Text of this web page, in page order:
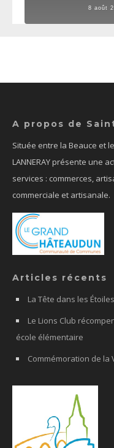
8 août
A propos de
Située entre la Beauce et
LANNERAY présente une
services : commerces,
commerciale et artisanale.
Articles récents
La Tête dans les Étoiles
Le Lions Club
école élémentaire
Commémoration de la